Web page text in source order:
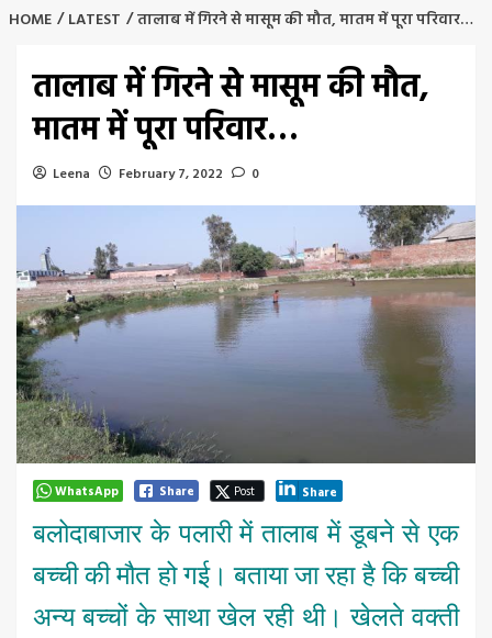
HOME LATEST तालाब में गिरने से मासूम की मौत, मातम में पूरा परिवार…
तालाब में गिरने से मासूम की मौत,
मातम में पूरा परिवार…
Leena February 7, 2022 0
WhatsApp Share Post Share
बलोदाबाजार के पलारी में तालाब में डूबने से एक
बच्ची की मौत हो गई। बताया जा रहा है कि बच्ची
अन्य बच्चों के साथा खेल रही थी। खेलते वक्ती